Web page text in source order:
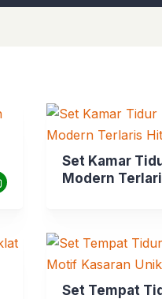
Set Kamar
Modern
Set Tempat